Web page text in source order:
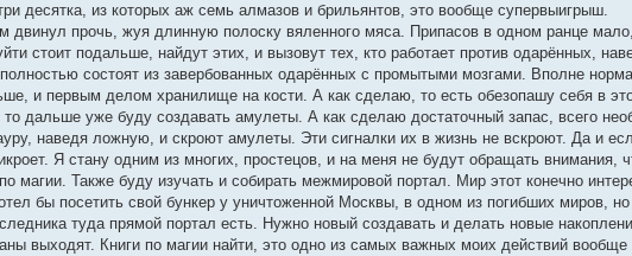
десятка, из которых аж семь алмазов и брильянтов, это вообще супервыигрыш.
двинул прочь, жуя длинную полоску вяленного мяса. Припасов в одном ранце
стоит подальше, найдут этих, и вызовут тех, кто работает против одарённых,
состоят из завербованных одарённых с промытыми мозгами. Вполне
и первым делом хранилище на кости. А как сделаю, то есть обезопашу себя в
дальше уже буду создавать амулеты. А как сделаю достаточный запас, всего
наведя ложную, и скроют амулеты. Эти сигналки их в жизнь не вскроют. Да и
Я стану одним из многих, простецов, и на меня не будут обращать внимания,
магии. Также буду изучать и собирать межмировой портал. Мир этот конечно
бы посетить свой бункер у уничтоженной Москвы, в одном из погибших миров,
туда прямой портал есть. Нужно новый создавать и делать новые
выходят. Книги по магии найти, это одно из самых важных моих действий